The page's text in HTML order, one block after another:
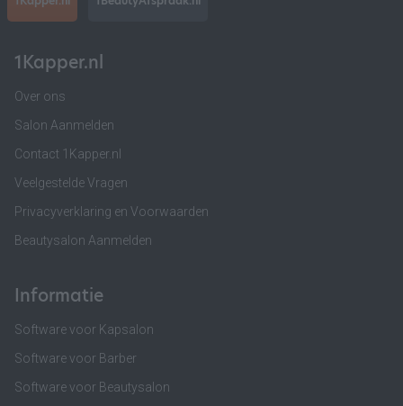
1Kapper.nl
Over ons
Salon Aanmelden
Contact 1Kapper.nl
Veelgestelde Vragen
Privacyverklaring en Voorwaarden
Beautysalon Aanmelden
Informatie
Software voor Kapsalon
Software voor Barber
Software voor Beautysalon